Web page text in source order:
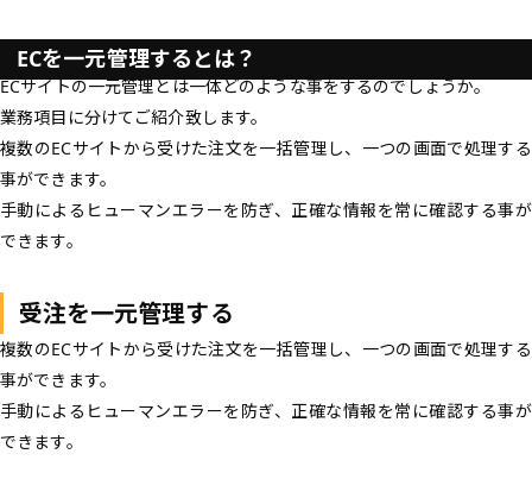
ECを一元管理するとは？
ECサイトの一元管理とは一体どのような事をするのでしょうか。
業務項目に分けてご紹介致します。
複数のECサイトから受けた注文を一括管理し、一つの画面で処理する
事ができます。
手動によるヒューマンエラーを防ぎ、正確な情報を常に確認する事が
できます。
受注を一元管理する
複数のECサイトから受けた注文を一括管理し、一つの画面で処理する
事ができます。
手動によるヒューマンエラーを防ぎ、正確な情報を常に確認する事が
できます。